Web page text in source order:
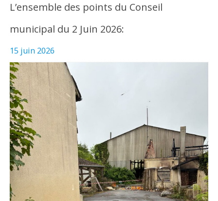
L’ensemble des points du Conseil
municipal du 2 Juin 2026:
15 juin 2026